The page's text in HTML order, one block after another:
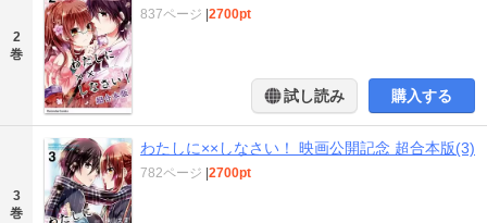
2
巻
837ページ 2700pt
試し読み 購入する
3
巻
わたしに××しなさい！ 映画公開記念 超合本版(3)
782ページ 2700pt